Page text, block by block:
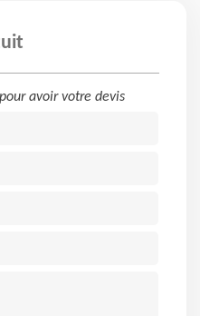
avoir votre devis